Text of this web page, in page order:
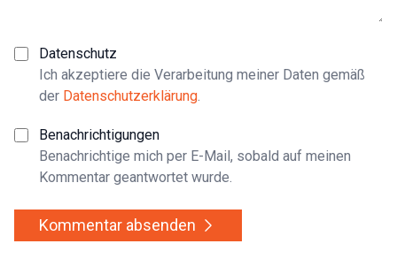
Datenschutz
Ich akzeptiere die Verarbeitung meiner Daten gemäß
der Datenschutzerklärung.
Benachrichtigungen
Benachrichtige mich per E-Mail, sobald auf meinen
Kommentar geantwortet wurde.
Kommentar absenden